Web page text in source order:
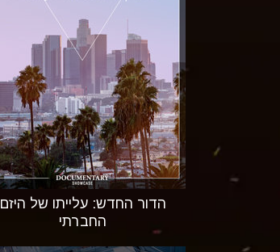
הדור החדש: עלייתו של היזם
החברתי